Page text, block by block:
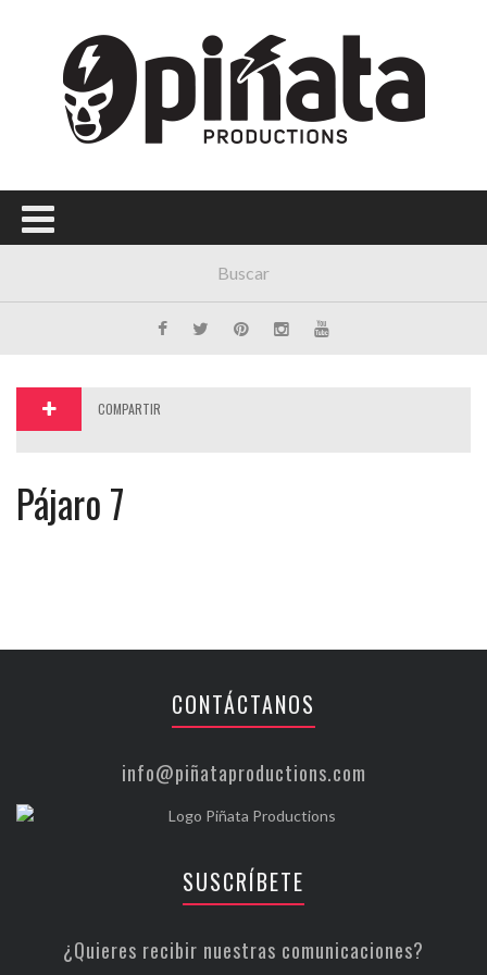
Menú Principal
PORTADA
CONCIERTOS
FESTIVALES
COMPARTIR
Pájaro 7
CONTÁCTANOS
info@piñataproductions.com
SUSCRÍBETE
¿Quieres recibir nuestras comunicaciones?